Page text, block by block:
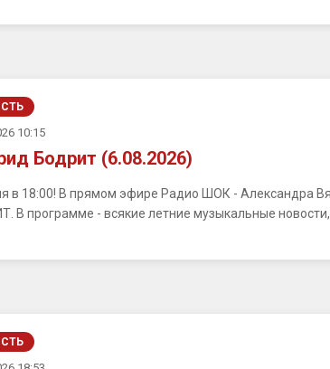
10:15
Бодрит (6.08.2026)
в 18:00! В прямом эфире Радио ШОК - Александра
В программе - всякие летние музыкальные новости,